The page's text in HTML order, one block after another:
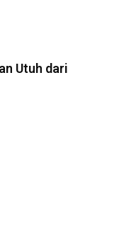
Utuh dari